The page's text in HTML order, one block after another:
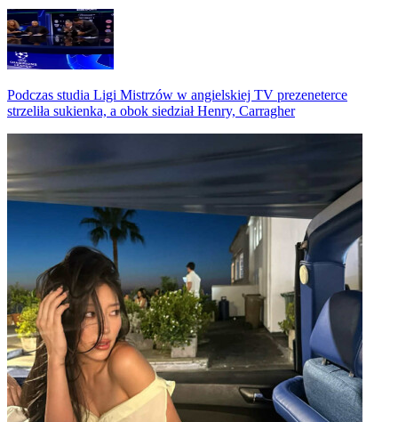
Podczas studia Ligi Mistrzów w angielskiej TV prezeneterce
strzeliła sukienka, a obok siedział Henry, Carragher